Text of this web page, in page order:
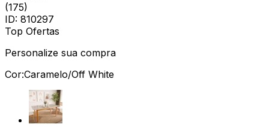
(175)
ID: 810297
Top Ofertas
Personalize sua compra
Cor:Caramelo/Off White